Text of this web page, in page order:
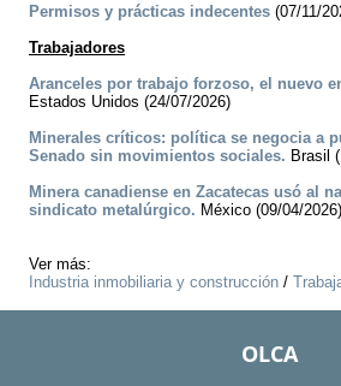
Permisos y prácticas indecentes (07/11/
Trabajadores
Aranceles por trabajo forzoso, el nuevo
Estados Unidos (24/07/2026)
Minerales críticos: política se negocia a
Senado sin movimientos sociales. Brasil
Minera canadiense en Zacatecas usó al
sindicato metalúrgico. México (09/04/2026)
Ver más:
Industria inmobiliaria y construcción /
OLCA